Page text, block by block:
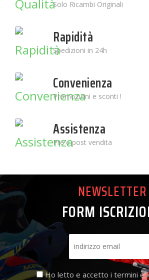
Solo Ricambi Originali
Rapidità
Spedizioni in 24h
Convenienza
Promozioni e sconti !
Assistenza
Pre e post vendita
NEWSLETTER
FORM
Ho letto e accetto i termini e